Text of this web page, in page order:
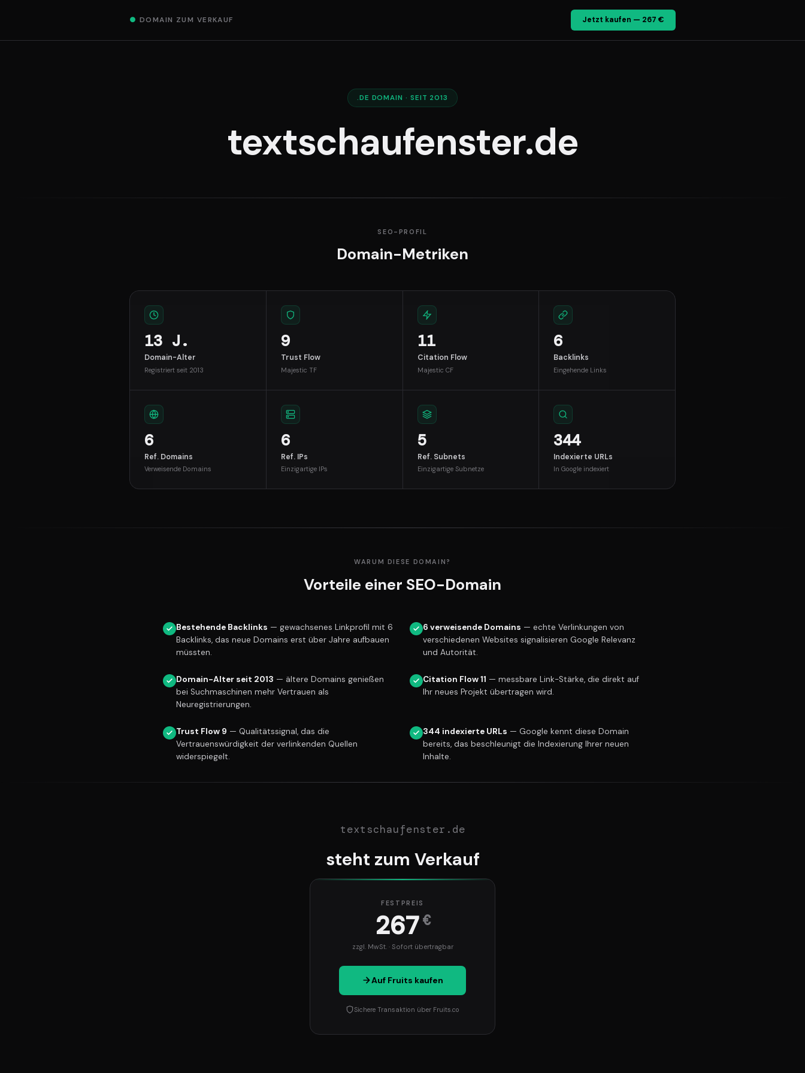
● DOMAIN ZUM VERKAUF Jetzt kaufen — 267 €
.DE DOMAIN · SEIT 2013
textschaufenster.de
SEO-PROFIL
Domain-Metriken
13 J.
Domain-Alter
Registriert seit 2013
9
Trust Flow
Majestic TF
11
Citation Flow
Majestic CF
6
Backlinks
Eingehende Links
6
Ref. Domains
Verweisende Domains
6
Ref. IPs
Einzigartige IPs
5
Ref. Subnets
Einzigartige Subnetze
344
Indexierte URLs
In Google indexiert
WARUM DIESE DOMAIN?
Vorteile einer SEO-Domain
Bestehende Backlinks — gewachsenes Linkprofil mit 6
Backlinks, das neue Domains erst über Jahre aufbauen
müssten.
6 verweisende Domains — echte Verlinkungen von
verschiedenen Websites signalisieren Google Relevanz
und Autorität.
Domain-Alter seit 2013 — ältere Domains genießen
bei Suchmaschinen mehr Vertrauen als
Neuregistrierungen.
Citation Flow 11 — messbare Link-Stärke, die direkt auf
Ihr neues Projekt übertragen wird.
Trust Flow 9 — Qualitätssignal, das die
Vertrauenswürdigkeit der verlinkenden Quellen
widerspiegelt.
344 indexierte URLs — Google kennt diese Domain
bereits, das beschleunigt die Indexierung Ihrer neuen
Inhalte.
textschaufenster.de
steht zum Verkauf
FESTPREIS
267 €
zzgl. MwSt. · Sofort übertragbar
Auf Fruits kaufen
Sichere Transaktion über Fruits.co